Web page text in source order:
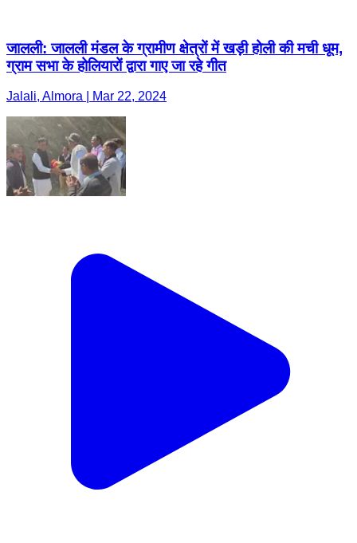
जालली: जालली मंडल के ग्रामीण क्षेत्रों में खड़ी होली की मची धूम,
ग्राम सभा के होलियारों द्वारा गाए जा रहे गीत
Jalali, Almora | Mar 22, 2024